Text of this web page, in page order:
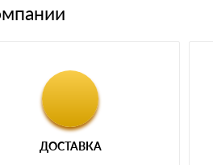
ДОСТАВКА